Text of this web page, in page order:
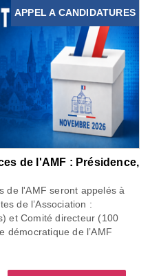
APPEL A CANDIDATURES
de l'AMF : Présidence,
de l'AMF seront appelés à
de l’Association :
et Comité directeur (100
démocratique de l’AMF